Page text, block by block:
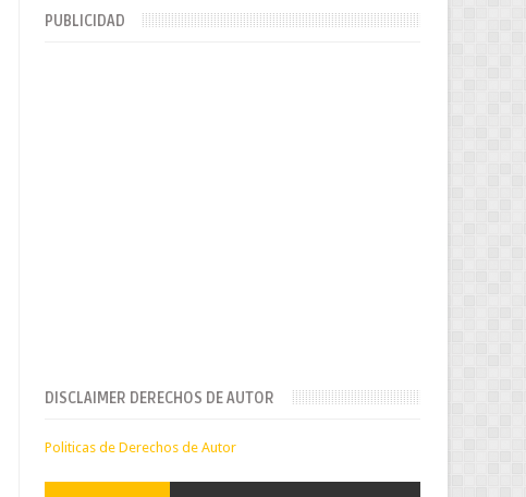
PUBLICIDAD
DISCLAIMER DERECHOS DE AUTOR
Politicas de Derechos de Autor